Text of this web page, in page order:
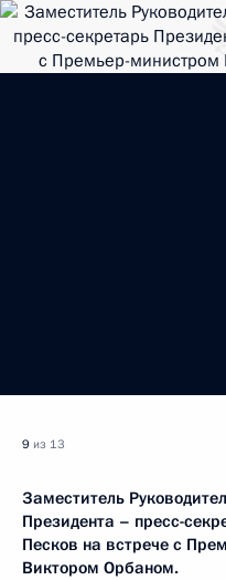
9 из 13
Заместитель
Президента – пресс-
Песков на встрече с
Виктором Орбаном.